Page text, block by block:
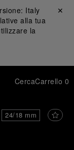
Italy
alla tua
la
Chiudi ✕
CercaCarrello 0
24/18 mm